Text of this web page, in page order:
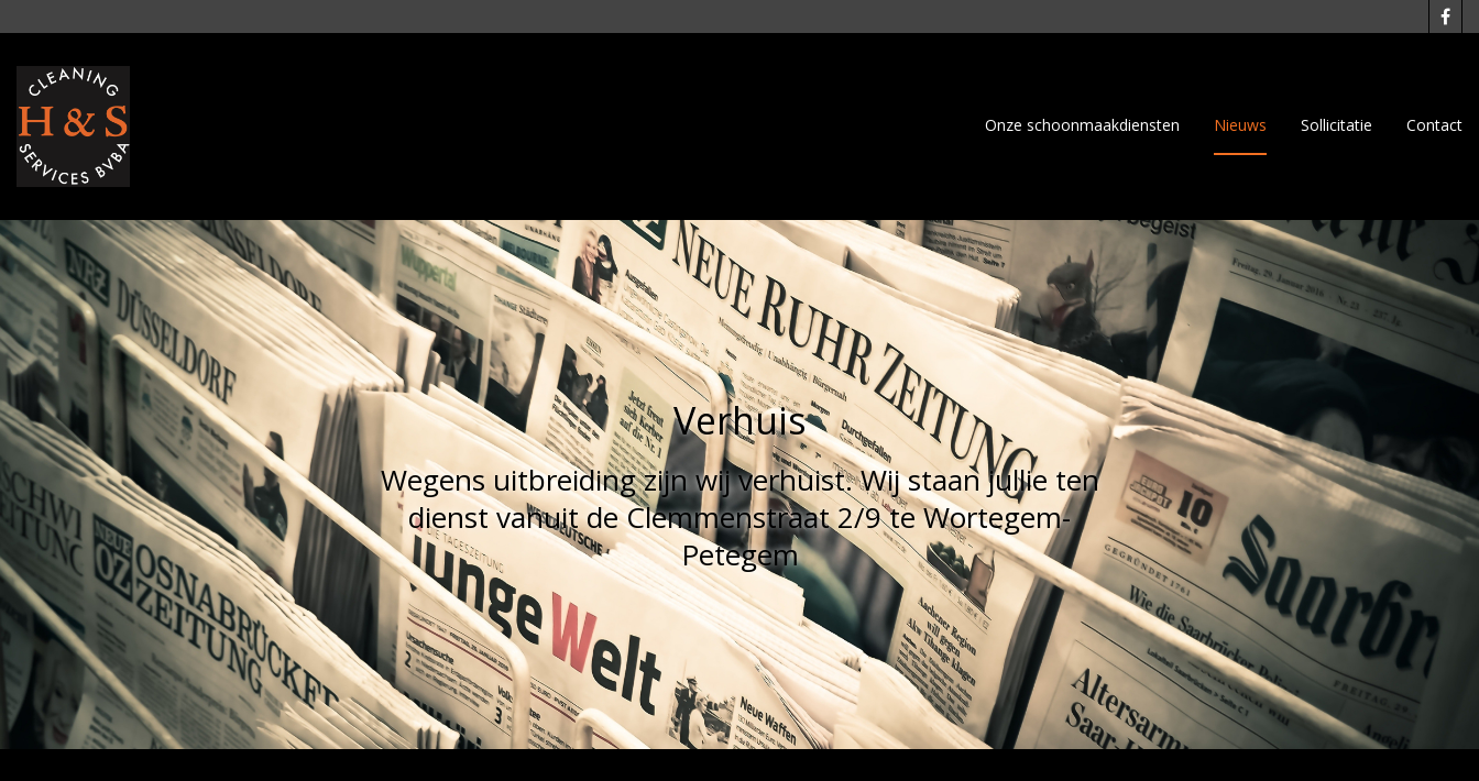
Onze schoonmaakdiensten Nieuws Sollicitatie Contact
Verhuis
Wegens uitbreiding zijn wij verhuist. Wij staan jullie ten
dienst vanuit de Clemmenstraat 2/9 te Wortegem-
Petegem